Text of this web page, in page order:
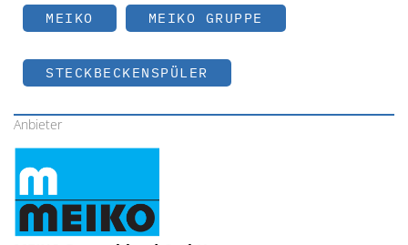
MEIKO MEIKO GRUPPE
STECKBECKENSPÜLER
Anbieter